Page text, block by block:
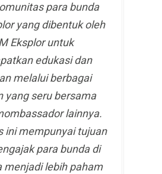
para bunda
yang dibentuk oleh
Eksplor untuk
edukasi dan
melalui berbagai
yang seru bersama
lainnya.
ini mempunyai tujuan
para bunda di
menjadi lebih paham